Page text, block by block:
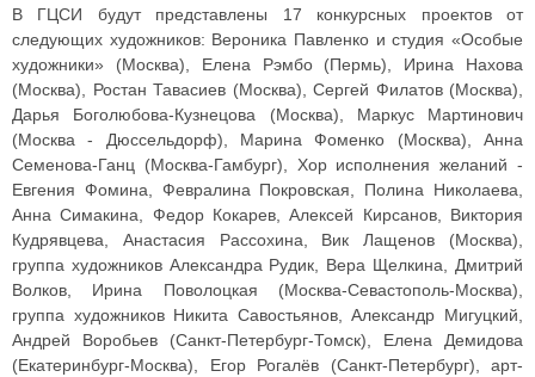
В ГЦСИ будут представлены 17 конкурсных проектов от
следующих художников: Вероника Павленко и студия «Особые
художники» (Москва), Елена Рэмбо (Пермь), Ирина Нахова
(Москва), Ростан Тавасиев (Москва), Сергей Филатов (Москва),
Дарья Боголюбова-Кузнецова (Москва), Маркус Мартинович
(Москва - Дюссельдорф), Марина Фоменко (Москва), Анна
Семенова-Ганц (Москва-Гамбург), Хор исполнения желаний -
Евгения Фомина, Февралина Покровская, Полина Николаева,
Анна Симакина, Федор Кокарев, Алексей Кирсанов, Виктория
Кудрявцева, Анастасия Рассохина, Вик Лащенов (Москва),
группа художников Александра Рудик, Вера Щелкина, Дмитрий
Волков, Ирина Поволоцкая (Москва-Севастополь-Москва),
группа художников Никита Савостьянов, Александр Мигуцкий,
Андрей Воробьев (Санкт-Петербург-Томск), Елена Демидова
(Екатеринбург-Москва), Егор Рогалёв (Санкт-Петербург), арт-